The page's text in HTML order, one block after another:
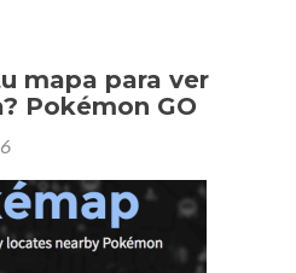
mapa para ver
Pokémon GO